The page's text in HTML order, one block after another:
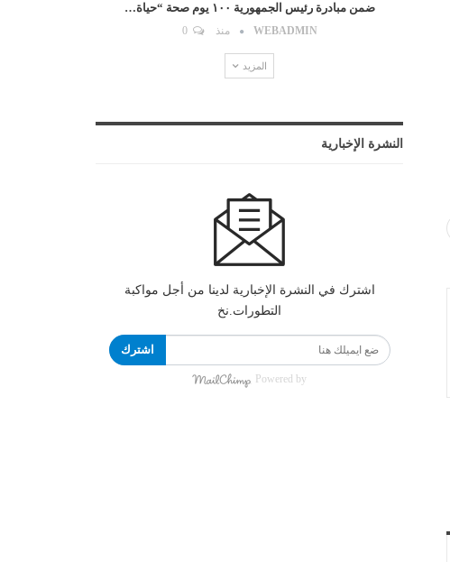
ضمن مبادرة رئيس الجمهورية ١٠٠ يوم صحة “حياة…
WEBADMIN منذ 0
المزيد
النشرة الإخبارية
اشترك في النشرة الإخبارية لدينا من أجل مواكبة
التطورات.نخ
اشترك
Powered by